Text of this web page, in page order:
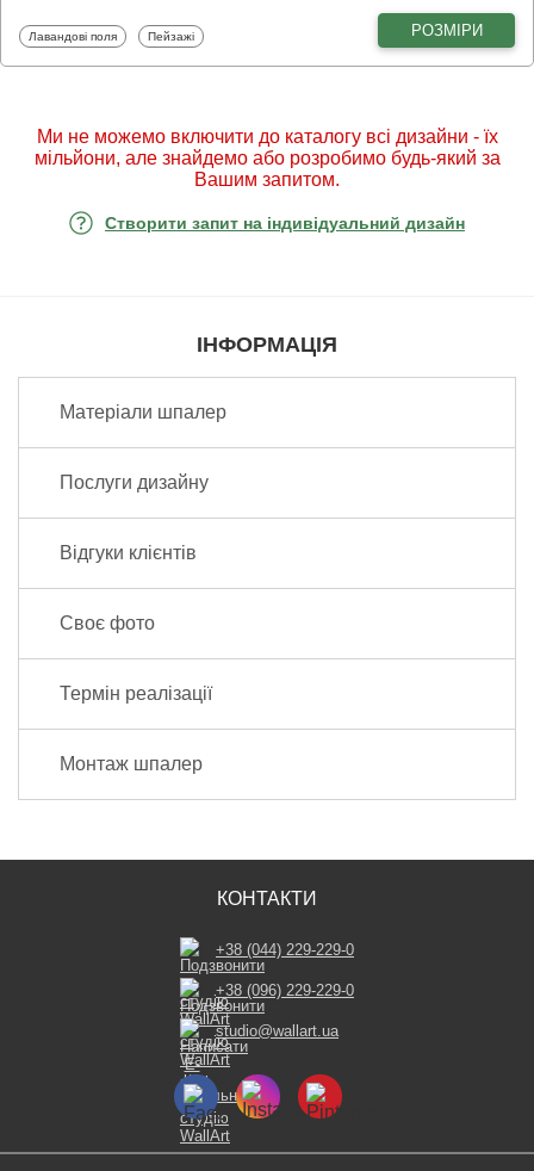
Фотошпалери
Лавандові поля Фотошпалери
Пейзажі РОЗМІРИ
Ми не можемо включити до каталогу всі дизайни - їх
мільйони, але знайдемо або розробимо будь-який за
Вашим запитом.
Створити запит на індивідуальний дизайн
ІНФОРМАЦІЯ
Матеріали шпалер
Послуги дизайну
Відгуки клієнтів
Своє фото
Термін реалізації
Монтаж шпалер
КОНТАКТИ
+38 (044) 229-229-0
+38 (096) 229-229-0
studio@wallart.ua